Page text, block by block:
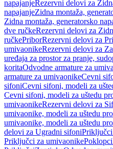
napajanjeRezervni delovi za
napajanjeZidna montaža,
Zidna montaža, generatorsko
dve ručkeRezervni delovi za
ručkePriborRezervni delovi za
umivaonikeRezervni delovi za
uređaja za prostor za pranje,
koritaOdvodne armature za
armature za umivaonikeCevni
sifoniCevni sifoni, modeli za
Cevni sifoni, modeli za uštedu
umivaonikeRezervni delovi za
umivaonike, modeli za uštedu
umivaonike, modeli za uštedu
delovi za Ugradni sifoni
Priključci za umivaonikePoklopci